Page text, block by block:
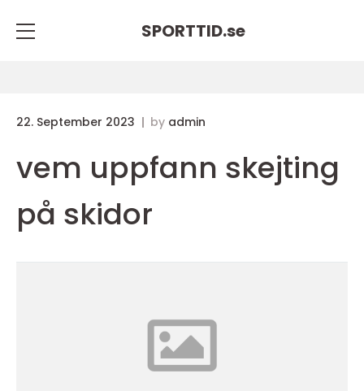
SPORTTID.se
22. September 2023 by admin
vem uppfann skejting
på skidor